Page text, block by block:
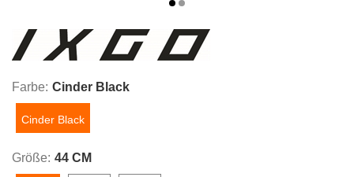
Farbe: Cinder Black
Cinder Black
Größe: 44 CM